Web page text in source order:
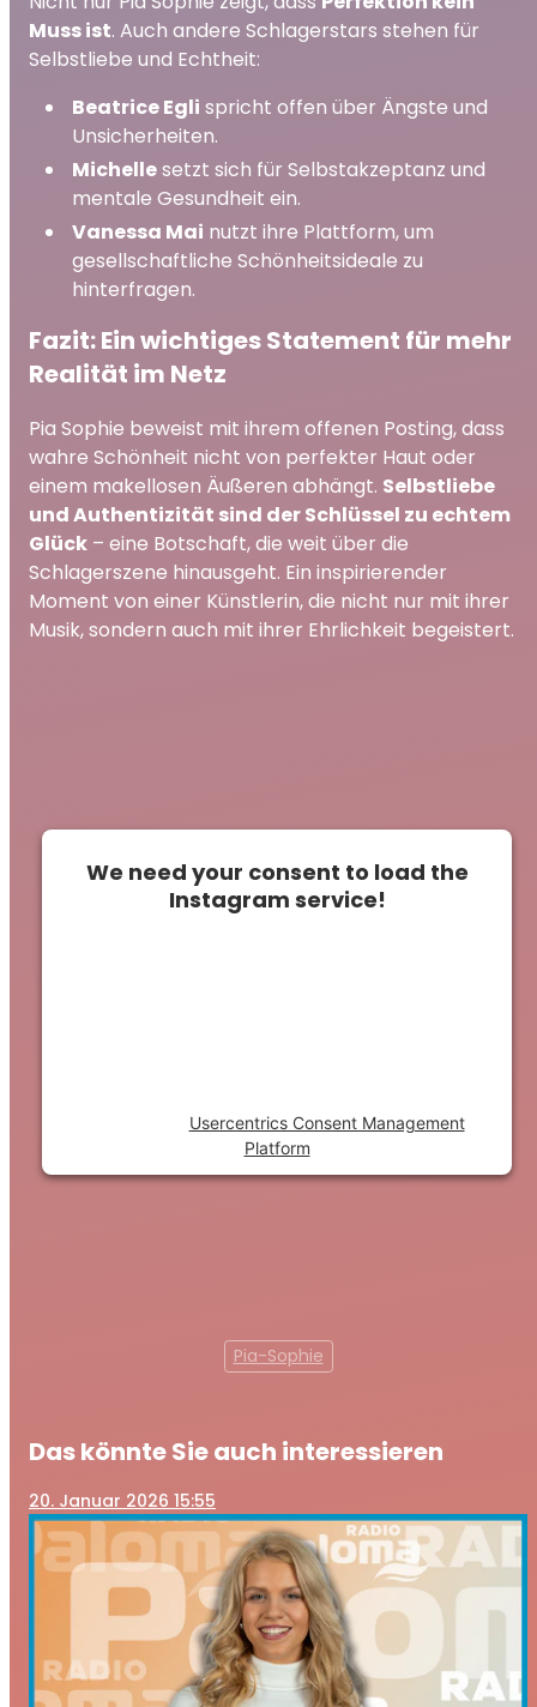
Muss ist. Auch andere Schlagerstars stehen für
Selbstliebe und Echtheit:
Beatrice Egli spricht offen über Ängste und
Unsicherheiten.
Michellesetzt sich für Selbstakzeptanz und
mentale Gesundheit ein.
Vanessa Mai nutzt ihre Plattform, um
gesellschaftliche Schönheitsideale zu
hinterfragen.
Fazit: Ein wichtiges Statement für mehr
Realität im Netz
Pia Sophie beweist mit ihrem offenen Posting, dass
wahre Schönheit nicht von perfekter Haut oder
einem makellosen Äußeren abhängt. Selbstliebe
und Authentizität sind der Schlüssel zu echtem
Glück – eine Botschaft, die weit über die
Schlagerszene hinausgeht. Ein inspirierender
Moment von einer Künstlerin, die nicht nur mit ihrer
Musik, sondern auch mit ihrer Ehrlichkeit begeistert.
We need your consent to load the
Instagram service!
Usercentrics Consent Management
Platform
Pia-Sophie
Das könnte Sie auch interessieren
20. Januar 2026 15:55